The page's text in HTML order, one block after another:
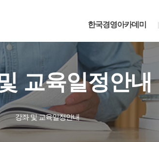
한국경영아카데미
교육일정안내
강좌 및 교육일정안내